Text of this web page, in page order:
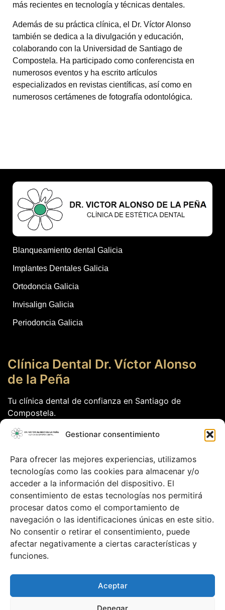
Gestionar consentimiento
Para ofrecer las mejores experiencias, utilizamos
tecnologías como las cookies para almacenar y/o
acceder a la información del dispositivo. El
consentimiento de estas tecnologías nos permitirá
procesar datos como el comportamiento de
navegación o las identificaciones únicas en este sitio.
No consentir o retirar el consentimiento, puede
afectar negativamente a ciertas características y
funciones.
Aceptar
Denegar
más recientes en tecnología y técnicas dentales.
Además de su práctica clínica, el Dr. Víctor Alonso
también se dedica a la divulgación y educación,
colaborando con la Universidad de Santiago de
Compostela. Ha participado como conferencista en
numerosos eventos y ha escrito artículos
especializados en revistas científicas, así como en
numerosos certámenes de fotografía odontológica.
Blanqueamiento dental Galicia
Implantes Dentales Galicia
Ortodoncia Galicia
Invisalign Galicia
Periodoncia Galicia
Clínica Dental Dr. Víctor Alonso
de la Peña
Tu clínica dental de confianza en Santiago de
Compostela.
15701
Datos de contacto
clinicadentaldrvalonso@gmail.com
981.588.733
Aviso Legal
Política de privacidad
Política de cookies
Mapa Web
Clínica Dental En Santiago de Compostela